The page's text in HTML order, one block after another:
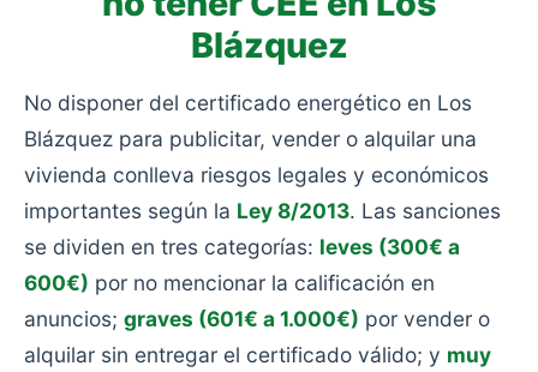
Blázquez
No disponer del certificado energético en Los
Blázquez para publicitar, vender o alquilar una
vivienda conlleva riesgos legales y económicos
importantes según la Ley 8/2013. Las sanciones
se dividen en tres categorías: leves (300€ a
600€) por no mencionar la calificación en
anuncios; graves (601€ a 1.000€) por vender o
alquilar sin entregar el certificado válido; y muy